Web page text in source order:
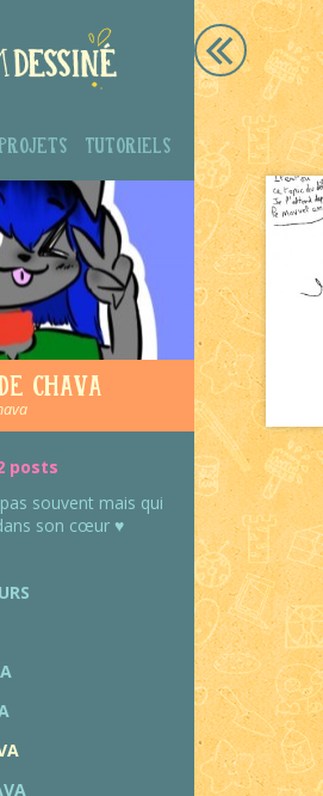
Tutoriels
Chava
posts
souvent mais qui
son cœur ♥